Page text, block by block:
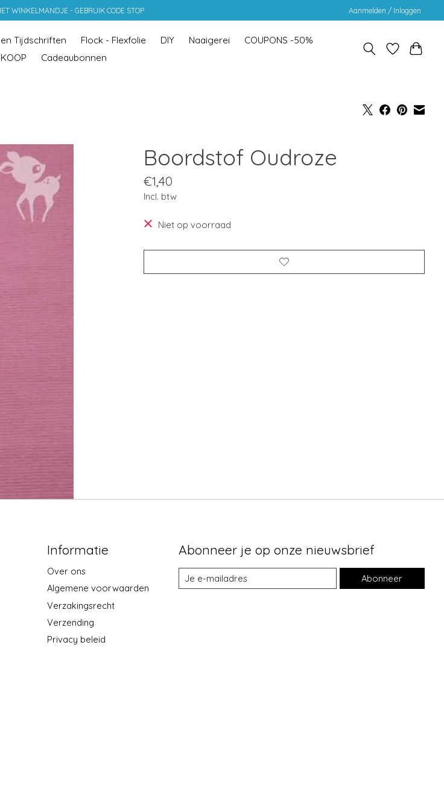
WINKELMANDJE - GEBRUIK CODE STOP Aanmelden / Inloggen
Tijdschriften Flock - Flexfolie DIY Naaigerei
COUPONS -50%
Cadeaubonnen
Boordstof Oudroze
€1,40
Incl. btw
Niet op voorraad
Informatie
Over ons
Algemene voorwaarden
Verzakingsrecht
Verzending
Privacy beleid
Abonneer je op onze nieuwsbrief
Abonneer